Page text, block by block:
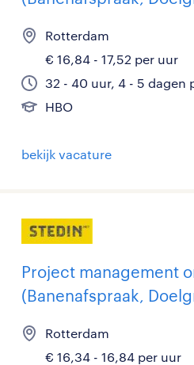
Rotterdam
€ 16,84 - 17,52 per uur
32 - 40 uur, 4 - 5 dagen
HBO
bekijk vacature
Project management
(Banenafspraak,
Rotterdam
€ 16,34 - 16,84 per uur